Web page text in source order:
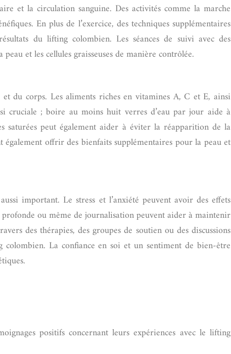
et la circulation sanguine. Des activités comme la marche
En plus de l’exercice, des techniques supplémentaires
du lifting colombien. Les séances de suivi avec des
et les cellules graisseuses de manière contrôlée.
du corps. Les aliments riches en vitamines A, C et E, ainsi
cruciale ; boire au moins huit verres d’eau par jour aide à
saturées peut également aider à éviter la réapparition de la
également offrir des bienfaits supplémentaires pour la peau et
important. Le stress et l’anxiété peuvent avoir des effets
ou même de journalisation peuvent aider à maintenir
des thérapies, des groupes de soutien ou des discussions
La confiance en soi et un sentiment de bien-être
positifs concernant leurs expériences avec le lifting